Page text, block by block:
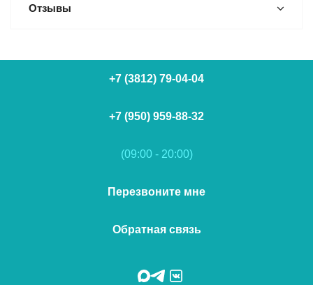
Отзывы
+7 (3812) 79-04-04
+7 (950) 959-88-32
(09:00 - 20:00)
Перезвоните мне
Обратная связь